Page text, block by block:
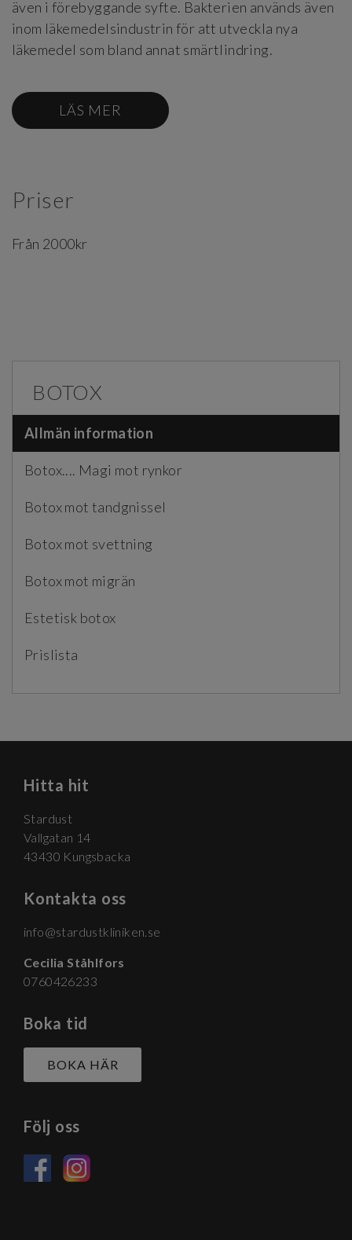
BOTOX
Allmän information
Botox.... Magi mot rynkor
Botox mot tandgnissel
Botox mot svettning
Botox mot migrän
Estetisk botox
Prislista
även i förebyggande syfte. Bakterien används även
inom läkemedelsindustrin för att utveckla nya
läkemedel som bland annat smärtlindring.
LÄS MER
Priser
Från 2000kr
Hitta hit
Stardust
Vallgatan 14
43430 Kungsbacka
Kontakta oss
info@stardustkliniken.se
Cecilia Ståhlfors
0760426233
Boka tid
BOKA HÄR
Följ oss